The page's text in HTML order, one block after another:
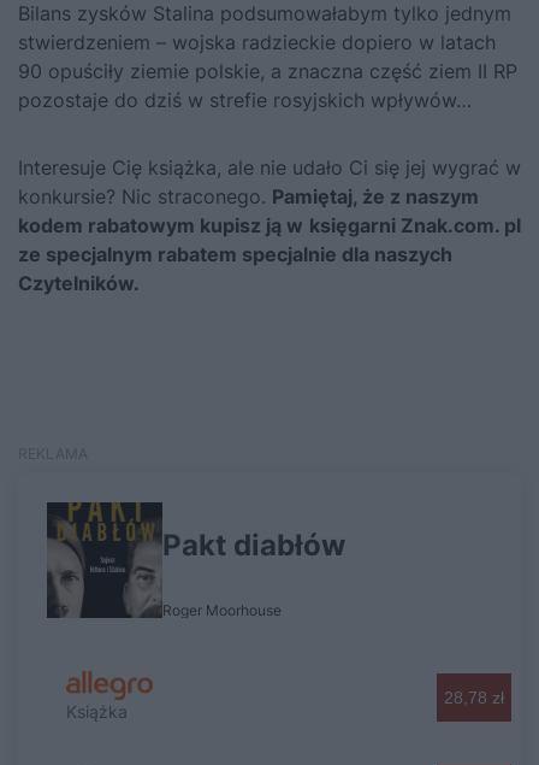
Bilans zysków Stalina podsumowałabym tylko jednym
stwierdzeniem – wojska radzieckie dopiero w latach
90 opuściły ziemie polskie, a znaczna część ziem II RP
pozostaje do dziś w strefie rosyjskich wpływów…
Interesuje Cię książka, ale nie udało Ci się jej wygrać w
konkursie? Nic straconego. Pamiętaj, że z naszym
kodem rabatowym kupisz ją w księgarni Znak.com. pl
ze specjalnym rabatem specjalnie dla naszych
Czytelników.